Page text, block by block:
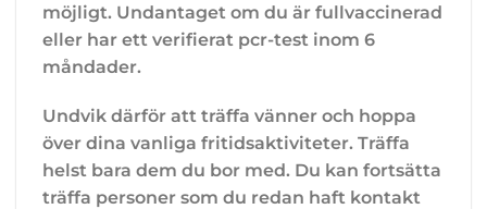
möjligt. Undantaget om du är fullvaccinerad
eller har ett verifierat pcr-test inom 6
måndader.
Undvik därför att träffa vänner och hoppa
över dina vanliga fritidsaktiviteter. Träffa
helst bara dem du bor med. Du kan fortsätta
träffa personer som du redan haft kontakt